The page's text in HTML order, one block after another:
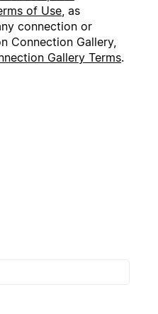
of Use, as
connection or
Connection Gallery,
Gallery Terms.